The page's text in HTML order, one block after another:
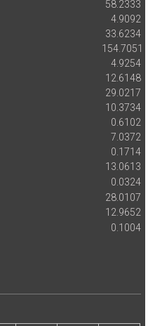
58.2333
4.9092
33.6234
154.7051
4.9254
12.6148
29.0217
10.3734
0.6102
7.0372
0.1714
13.0613
0.0324
28.0107
12.9652
0.1004